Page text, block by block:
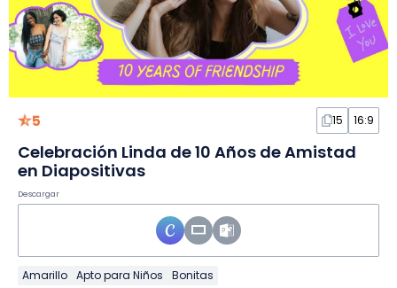
5 15 16:9
Celebración Linda de 10 Años de Amistad
en Diapositivas
Descargar
Amarillo Apto para Niños Bonitas